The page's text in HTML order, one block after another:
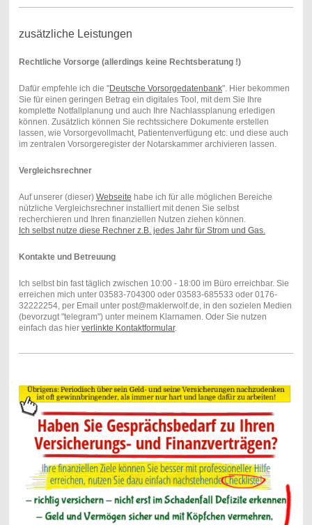
zusätzliche Leistungen
Rechtliche Vorsorge (allerdings keine Rechtsberatung !)
Dafür empfehle ich die "Deutsche Vorsorgedatenbank". Hier bekommen
Sie für einen geringen Betrag ein digitales Tool, mit dem Sie Ihre
komplette Notfallplanung und auch Ihre Nachlassplanung erledigen
können. Zusätzlich können Sie rechtssichere Dokumente erstellen
lassen, wie Vorsorgevollmacht, Patientenverfügung etc. und diese auch
im zentralen Vorsorgeregister der Notarskammer archivieren lassen.
Vergleichsrechner
Auf unserer (dieser) Webseite habe ich für alle möglichen Bereiche
nützliche Vergleichsrechner installiert mit denen Sie selbst
recherchieren und Ihren finanziellen Nutzen ziehen können.
Ich selbst nutze diese Rechner z.B. jedes Jahr für Strom und Gas.
Kontakte und Betreuung
Ich selbst bin fast täglich zwischen 10:00 - 18:00 im Büro erreichbar. Sie
erreichen mich unter 03583-704300 oder 03583-685533 oder 0176-
32222254, per Email unter post@maklerwolf.de, in den sozielen Medien
(bevorzugt "telegram") unter meinem Klarnamen. Oder Sie nutzen
einfach das hier verlinkte Kontaktformular.